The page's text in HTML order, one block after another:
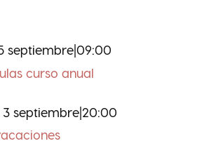
septiembre|09:00
curso anual
3 septiembre|20:00